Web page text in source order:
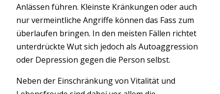
Anlässen führen. Kleinste Kränkungen oder auch
nur vermeintliche Angriffe können das Fass zum
überlaufen bringen. In den meisten Fällen richtet
unterdrückte Wut sich jedoch als Autoaggression
oder Depression gegen die Person selbst.
Neben der Einschränkung von Vitalität und